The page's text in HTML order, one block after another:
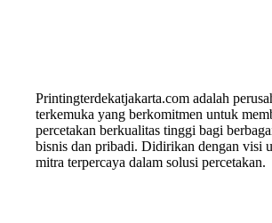
Printingterdekatjakarta.com adalah
terkemuka yang berkomitmen untuk
percetakan berkualitas tinggi bagi
bisnis dan pribadi. Didirikan dengan visi
mitra terpercaya dalam solusi percetakan.